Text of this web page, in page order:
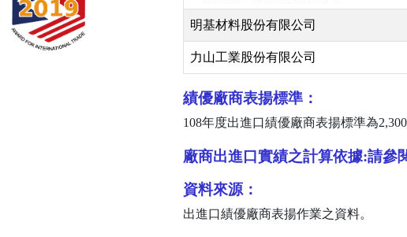
明基材料股份有限公司
力山工業股份有限公司
績優廠商表揚標準：
108年度出進口績優廠商表揚標準為2,300
廠商出進口實績之計算依據:請參
資料來源：
出進口績優廠商表揚作業之資料。